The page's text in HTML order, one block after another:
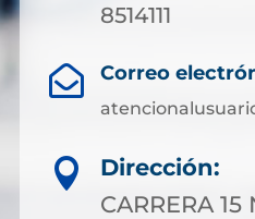
8514111
 Correo

Dirección:
CARRERA